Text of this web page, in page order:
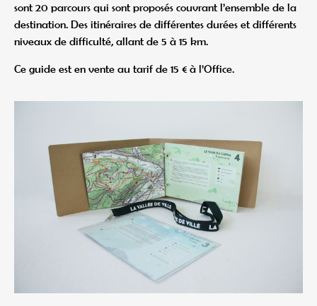
sont 20 parcours qui sont proposés couvrant l’ensemble de la
destination. Des itinéraires de différentes durées et différents
niveaux de difficulté, allant de 5 à 15 km.
Ce guide est en vente au tarif de 15 € à l’Office.